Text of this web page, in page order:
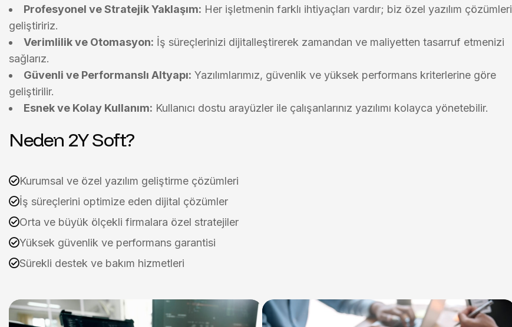
Profesyonel ve Stratejik Yaklaşım: Her işletmenin farklı ihtiyaçları vardır; biz özel yazılım çözümleri
geliştiririz.
Verimlilik ve Otomasyon: İş süreçlerinizi dijitalleştirerek zamandan ve maliyetten tasarruf etmenizi
sağlarız.
Güvenli ve Performanslı Altyapı: Yazılımlarımız, güvenlik ve yüksek performans kriterlerine göre
geliştirilir.
Esnek ve Kolay Kullanım: Kullanıcı dostu arayüzler ile çalışanlarınız yazılımı kolayca yönetebilir.
Neden 2Y Soft?
Kurumsal ve özel yazılım geliştirme çözümleri
İş süreçlerini optimize eden dijital çözümler
Orta ve büyük ölçekli firmalara özel stratejiler
Yüksek güvenlik ve performans garantisi
Sürekli destek ve bakım hizmetleri